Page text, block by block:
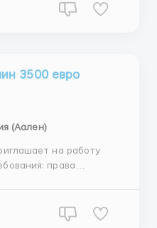
на оборудование
3500 евро
(Аален)
на работу
в Польшу ...